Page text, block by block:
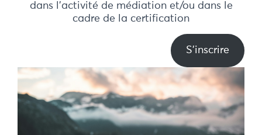
dans l’activité de médiation et/ou dans le
cadre de la certification
S’inscrire